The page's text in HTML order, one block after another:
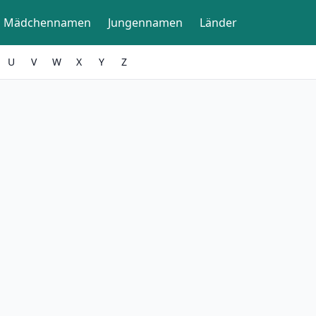
Mädchennamen Jungennamen Länder
U V W X Y Z